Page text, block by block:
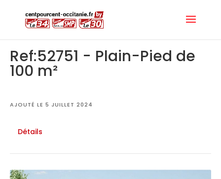
Ref:52751 - Plain-Pied de
100 m²
AJOUTÉ LE 5 JUILLET 2024
Détails